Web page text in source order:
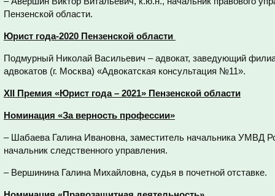
Пензенской области.
Юрист года-2020 Пензенской области
Подмурный Николай Васильевич – адвокат, заведующий
адвокатов (г. Москва) «Адвокатская консультация №11».
XII Премия «Юрист года – 2021» Пензенской области
Номинация «За верность профессии»
– Шабаева Галина Ивановна, заместитель начальника УМВД
начальник следственного управления.
– Вершинина Галина Михайловна, судья в почетной отставке.